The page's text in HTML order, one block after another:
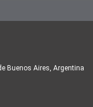
Buenos Aires, Argentina